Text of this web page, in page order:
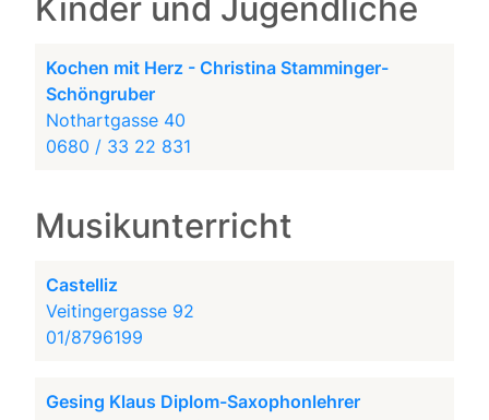
Kinder und Jugendliche
Kochen mit Herz - Christina Stamminger-
Schöngruber
Nothartgasse 40
0680 / 33 22 831
Musikunterricht
Castelliz
Veitingergasse 92
01/8796199
Gesing Klaus Diplom-Saxophonlehrer